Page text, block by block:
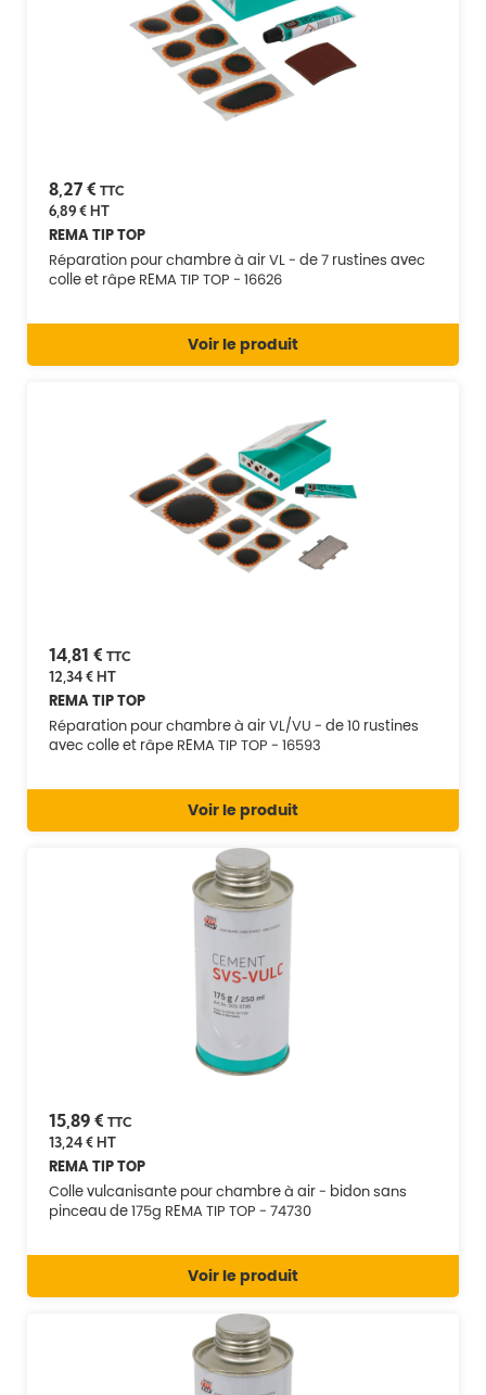
8,27 € TTC
6,89 €HT
REMA TIP TOP
Réparation pour chambre à air VL - de 7 rustines avec
colle et râpe REMA TIP TOP - 16626
Voir le produit
14,81 € TTC
12,34 €HT
REMA TIP TOP
Réparation pour chambre à air VL/VU - de 10 rustines
avec colle et râpe REMA TIP TOP - 16593
Voir le produit
15,89 € TTC
13,24 €HT
REMA TIP TOP
Colle vulcanisante pour chambre à air - bidon sans
pinceau de 175g REMA TIP TOP - 74730
Voir le produit